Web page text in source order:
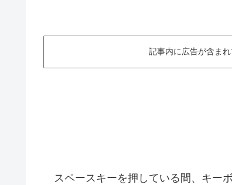
記事内に広告が含ま
スペースキーを押している間、キー